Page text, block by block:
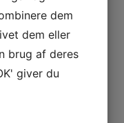
dem
dem eller
brug af deres
giver du